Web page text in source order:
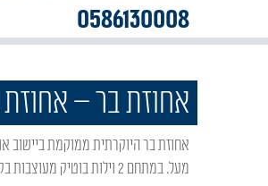
0586130008
אחוזת בר – אחוזת
אחוזת בר היוקרתית ממוקמת ביישוב אור הגנוז ומיועדת לנופש הדתי חרדי שמחפש רמה אחת
מעל. במתחם 2 וילות בוטיק מעוצבות בקו ייחודי.